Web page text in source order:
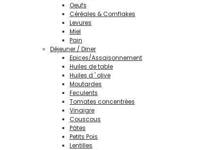
Oeufs
Céréales & Cornflakes
Levures
Miel
Pain
Déjeuner / Diner
Epices/Assaisonnement
Huiles de table
Huiles d ' olive
Moutardes
Feculents
Tomates concentrées
Vinaigre
Couscous
Pâtes
Petits Pois
Lentilles